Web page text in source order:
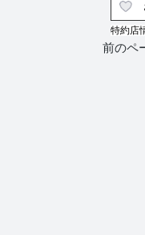
特約店
前のペ